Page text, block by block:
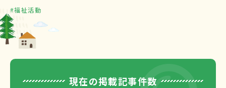
#福祉活動
現在の掲載記事件数